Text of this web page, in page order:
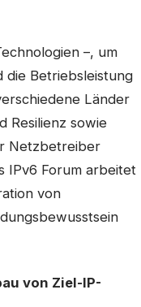
–, um
die Betriebsleistung
Länder
Resilienz sowie
Netzbetreiber
IPv6 Forum arbeitet
von
von Ziel-IP-